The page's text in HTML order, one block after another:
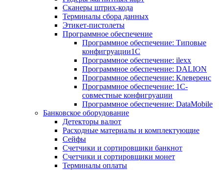
Сканеры штрих-кода
Терминалы сбора данных
Этикет-пистолеты
Программное обеспечение
Программное обеспечение: Типовые
конфигруации1С
Программное обеспечение: ilexx
Программное обеспечение: DALION
Программное обеспечение: Клеверенс
Программное обеспечение: 1С-
совместные конфигруации
Программное обеспечение: DataMobile
Банковское оборудование
Детекторы валют
Расходные материалы и комплектующие
Сейфы
Счетчики и сортировщики банкнот
Счетчики и сортировщики монет
Терминалы оплаты